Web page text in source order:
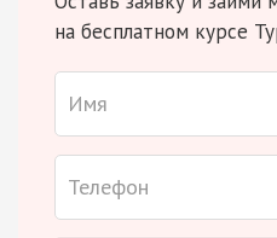
на бесплатном курсе